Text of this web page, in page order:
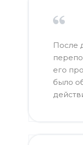
После
его
было